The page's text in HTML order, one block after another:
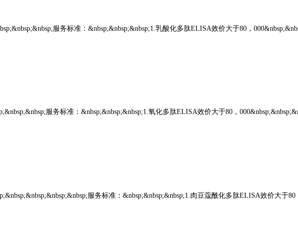
服务标准：&nbsp;&nbsp;&nbsp;1.乳酸化多肽ELISA效价大于80，
服务标准：&nbsp;&nbsp;&nbsp;1.氧化多肽ELISA效价大于80，
服务标准：&nbsp;&nbsp;&nbsp;1.肉豆蔻酰化多肽ELISA效价大于